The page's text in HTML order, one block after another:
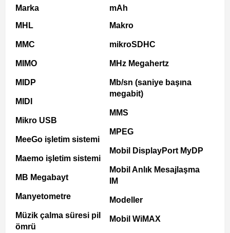
Marka
MHL
MMC
MIMO
MIDP
MIDI
Mikro USB
MeeGo işletim sistemi
Maemo işletim sistemi
MB Megabayt
Manyetometre
Müzik çalma süresi pil
ömrü
mAh
Makro
mikroSDHC
MHz Megahertz
Mb/sn (saniye başına
megabit)
MMS
MPEG
Mobil DisplayPort MyDP
Mobil Anlık Mesajlaşma
IM
Modeller
Mobil WiMAX